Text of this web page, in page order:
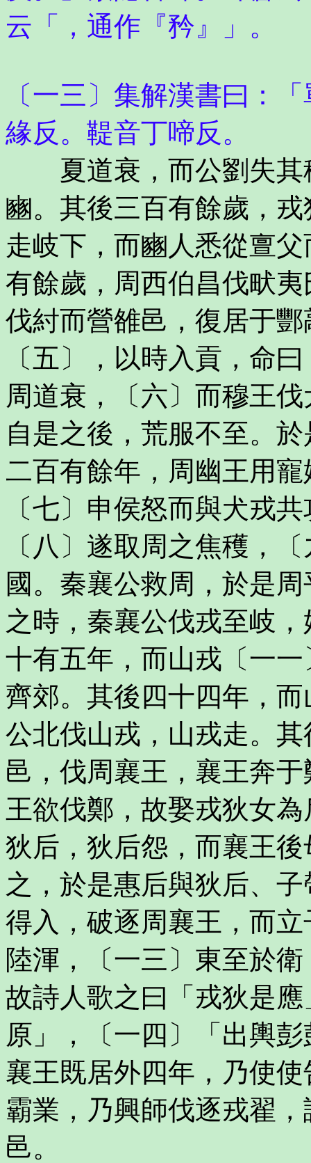
云「，通作『矜』」。
〔一三〕集解漢書曰：
緣反。鞮音丁啼反。
夏道衰，而公劉失其
豳。其後三百有餘歲，
走岐下，而豳人悉從亶
有餘歲，周西伯昌伐畎
伐紂而營雒邑，復居于
〔五〕，以時入貢，命
周道衰，〔六〕而穆王
自是之後，荒服不至。
二百有餘年，周幽王用
〔七〕申侯怒而與犬戎
〔八〕遂取周之焦穫，
國。秦襄公救周，於是
之時，秦襄公伐戎至岐
十有五年，而山戎〔一
齊郊。其後四十四年，
公北伐山戎，山戎走。
邑，伐周襄王，襄王奔
王欲伐鄭，故娶戎狄女
狄后，狄后怨，而襄王
之，於是惠后與狄后、
得入，破逐周襄王，而
陸渾，〔一三〕東至於
故詩人歌之曰「戎狄是
原」，〔一四〕「出輿
襄王既居外四年，乃使
霸業，乃興師伐逐戎翟
邑。